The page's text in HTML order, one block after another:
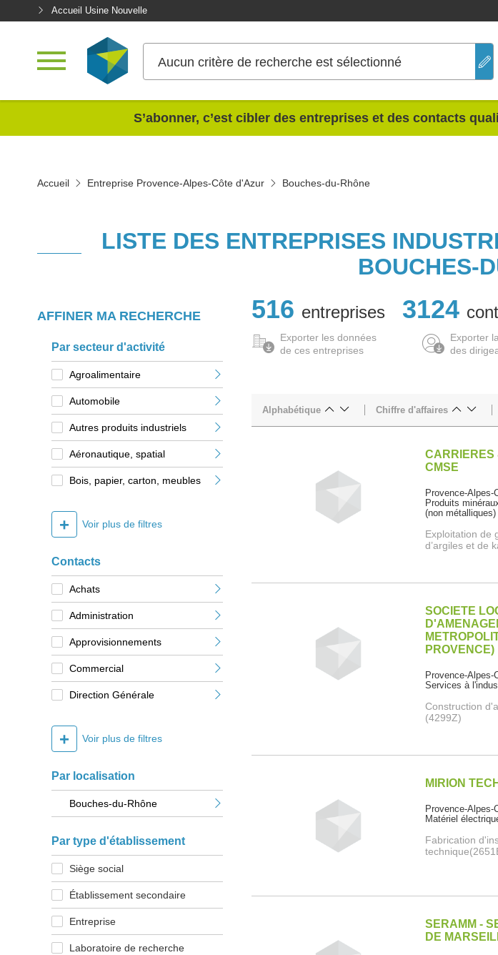
Accueil Usine Nouvelle
Aucun critère de recherche est sélectionné
S’abonner, c’est cibler des entreprises et des contacts
Accueil Entreprise Provence-Alpes-Côte d'Azur Bouches-du-Rhône
LISTE DES ENTREPRISES
BOUCHES-
AFFINER MA RECHERCHE
Par secteur d'activité
Agroalimentaire
Automobile
Autres produits industriels
Aéronautique, spatial
Bois, papier, carton, meubles
+ Voir plus de filtres
Contacts
Achats
Administration
Approvisionnements
Commercial
Direction Générale
+ Voir plus de filtres
Par localisation
Bouches-du-Rhône
Par type d'établissement
Siège social
Établissement secondaire
Entreprise
Laboratoire de recherche
516 entreprises 3124
Exporter les données
de ces entreprises
Exporter
des
Alphabétique Chiffre d'affaires
CARRIERES
CMSE
Provence-
Produits
(non métalliques)
Exploitation de
d’argiles et de
SOCIETE
PROVENCE)
Provence-
Services à
Construction
(4299Z)
MIRION
Provence-
Matériel
Fabrication
SERAMM -
DE